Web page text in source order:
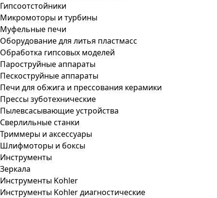
Гипсоотстойники
Микромоторы и турбины
Муфельные печи
Оборудование для литья пластмасс
Обработка гипсовых моделей
Пароструйные аппараты
Пескоструйные аппараты
Печи для обжига и прессования керамики
Прессы зуботехнические
Пылевсасывающие устройства
Сверлильные станки
Триммеры и аксессуары
Шлифмоторы и боксы
Инструменты
Зеркала
Инструменты Kohler
Инструменты Kohler диагностические